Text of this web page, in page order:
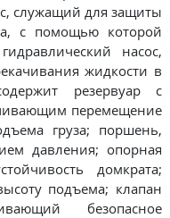
служащий для защиты
с помощью которой
насос,
жидкости в
резервуар с
перемещение
груза; поршень,
давления; опорная
домкрата;
подъема; клапан
безопасное